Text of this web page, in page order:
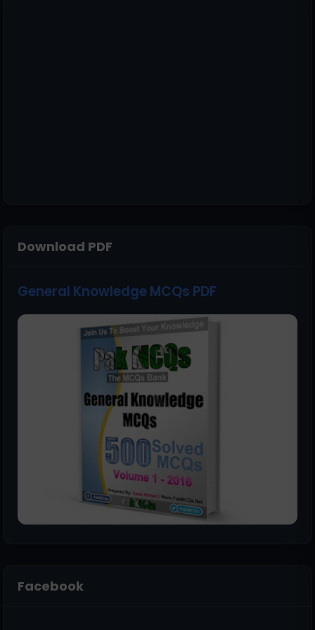
Download PDF
General Knowledge MCQs PDF
Facebook